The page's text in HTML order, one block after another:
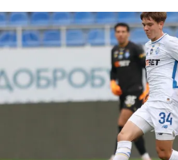
КІБЕРСПОРТ
ЧС-2026
ФУТЗАЛ